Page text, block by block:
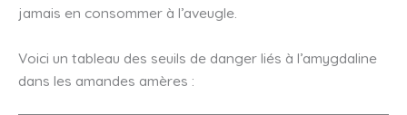
jamais en consommer à l’aveugle.
Voici un tableau des seuils de danger liés à l’amygdaline
dans les amandes amères :